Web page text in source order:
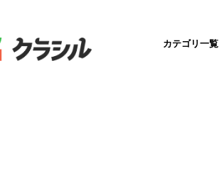
カテゴリ一覧